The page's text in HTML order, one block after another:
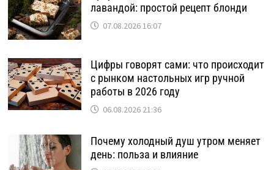
лавандой: простой рецепт блонди
07.08.2026 16:07
Цифры говорят сами: что происходит
с рынком настольных игр ручной
работы в 2026 году
06.08.2026 21:36
Почему холодный душ утром меняет
день: польза и влияние